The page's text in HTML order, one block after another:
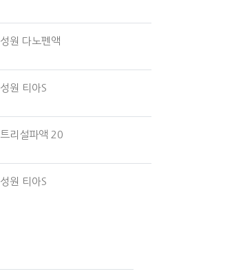
성원 다노펜액
성원 티아S
트리설파액 20
성원 티아S